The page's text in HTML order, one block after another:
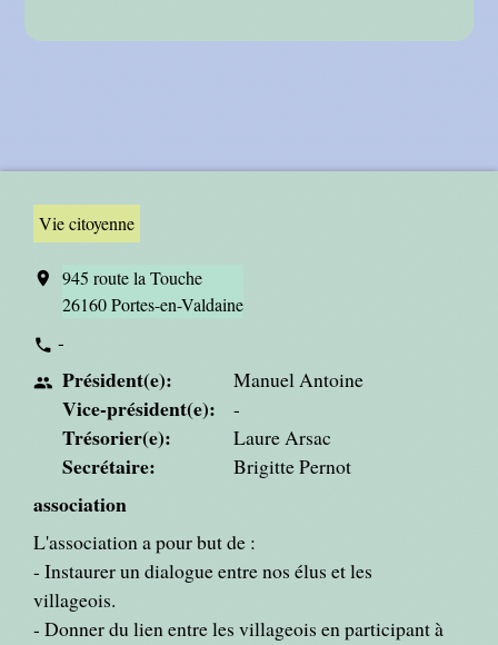
Vie citoyenne
location_on
945 route la Touche
26160 Portes-en-Valdaine
phone -
people Président(e):
Vice-président(e):
Trésorier(e):
Secrétaire:
Manuel Antoine
-
Laure Arsac
Brigitte Pernot
association
L'association a pour but de :
- Instaurer un dialogue entre nos élus et les
villageois.
- Donner du lien entre les villageois en participant à